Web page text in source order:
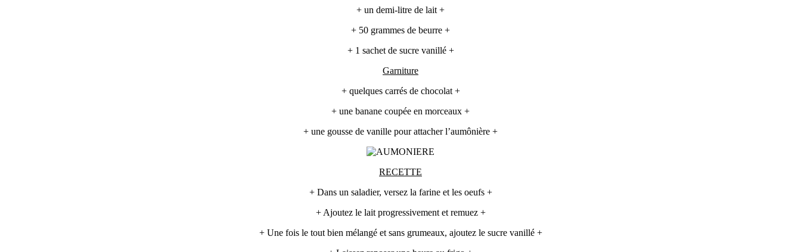
+ un demi-litre de lait +
+ 50 grammes de beurre +
+ 1 sachet de sucre vanillé +
Garniture
+ quelques carrés de chocolat +
+ une banane coupée en morceaux +
+ une gousse de vanille pour attacher l’aumônière +
RECETTE
+ Dans un saladier, versez la farine et les oeufs +
+ Ajoutez le lait progressivement et remuez +
+ Une fois le tout bien mélangé et sans grumeaux, ajoutez le sucre vanillé +